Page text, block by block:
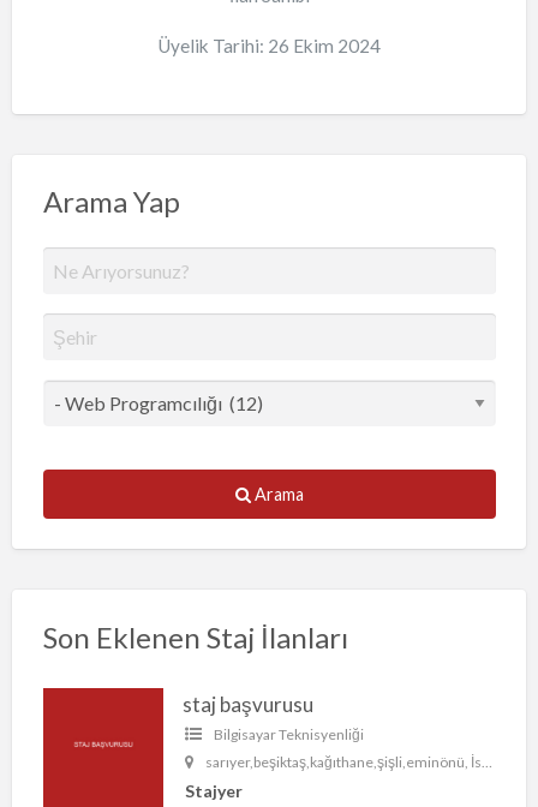
Üyelik Tarihi: 26 Ekim 2024
Arama Yap
Arama
Son Eklenen Staj İlanları
staj başvurusu
Bilgisayar Teknisyenliği
sarıyer,beşiktaş,kağıthane,şişli,eminönü, İstanbul, Türkiye
Stajyer